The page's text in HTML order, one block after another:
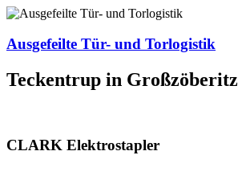
Ausgefeilte Tür- und Torlogistik
Teckentrup in Großzöberitz
CLARK Elektrostapler